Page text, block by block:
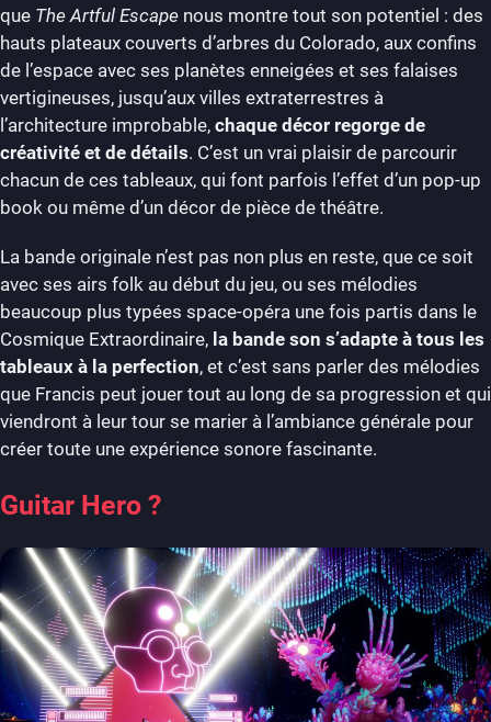
que The Artful Escape nous montre tout son potentiel : des
hauts plateaux couverts d’arbres du Colorado, aux confins
de l’espace avec ses planètes enneigées et ses falaises
vertigineuses, jusqu’aux villes extraterrestres à
l’architecture improbable, chaque décor regorge de
créativité et de détails. C’est un vrai plaisir de parcourir
chacun de ces tableaux, qui font parfois l’effet d’un pop-up
book ou même d’un décor de pièce de théâtre.
La bande originale n’est pas non plus en reste, que ce soit
avec ses airs folk au début du jeu, ou ses mélodies
beaucoup plus typées space-opéra une fois partis dans le
Cosmique Extraordinaire, la bande son s’adapte à tous les
tableaux à la perfection, et c’est sans parler des mélodies
que Francis peut jouer tout au long de sa progression et qui
viendront à leur tour se marier à l’ambiance générale pour
créer toute une expérience sonore fascinante.
Guitar Hero ?